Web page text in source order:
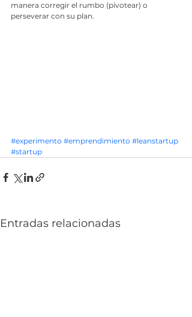
manera corregir el rumbo (pivotear) o
perseverar con su plan.
#experimento #emprendimiento #leanstartup
#startup
Entradas relacionadas